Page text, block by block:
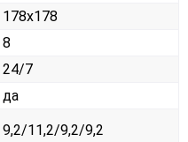
178x178
8
24/7
да
9,2/11,2/9,2/9,2